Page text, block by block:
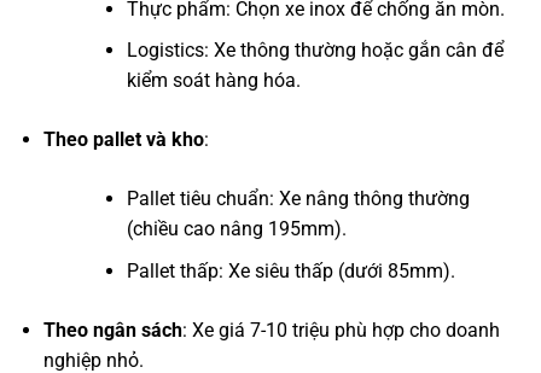
Thực phẩm: Chọn xe inox để chống ăn mòn.
Logistics: Xe thông thường hoặc gắn cân để
kiểm soát hàng hóa.
Theo pallet và kho:
Pallet tiêu chuẩn: Xe nâng thông thường
(chiều cao nâng 195mm).
Pallet thấp: Xe siêu thấp (dưới 85mm).
Theo ngân sách: Xe giá 7-10 triệu phù hợp cho doanh
nghiệp nhỏ.